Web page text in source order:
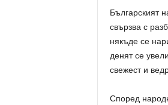
Българският
свързва с
някъде се
денят се
свежест и
Според